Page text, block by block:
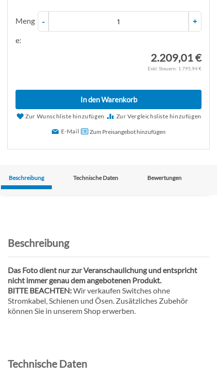
Meng
e:
- +
2.209,01 €
1.795,94 €
In den Warenkorb
Zur Wunschliste hinzufügen Zur Vergleichsliste hinzufügen
E-Mail Zum Preisangebot hinzufügen
Beschreibung Technische Daten Bewertungen
Beschreibung
Das Foto dient nur zur Veranschaulichung und entspricht
nicht immer genau dem angebotenen Produkt.
BITTE BEACHTEN:Wir verkaufen Switches ohne
Stromkabel, Schienen und Ösen. Zusätzliches Zubehör
können Sie in unserem Shop erwerben.
Technische Daten